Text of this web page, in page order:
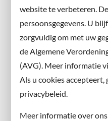
website te verbeteren.
persoonsgegevens. U
zorgvuldig om met uw
de Algemene
(AVG). Meer informatie
Als u cookies
privacybeleid.
Meer informatie over
Facebook
X
Instagram
Contact
Contact